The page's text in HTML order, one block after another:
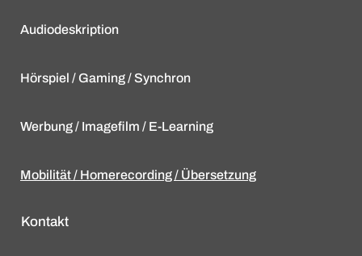
Audiodeskription
Hörspiel / Gaming / Synchron
Werbung / Imagefilm / E-Learning
Mobilität / Homerecording / Übersetzung
Kontakt